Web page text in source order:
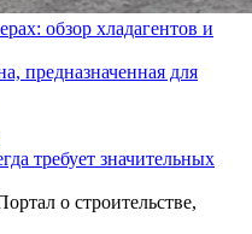
обзор хладагентов и
предназначенная для
требует значительных
о строительстве,